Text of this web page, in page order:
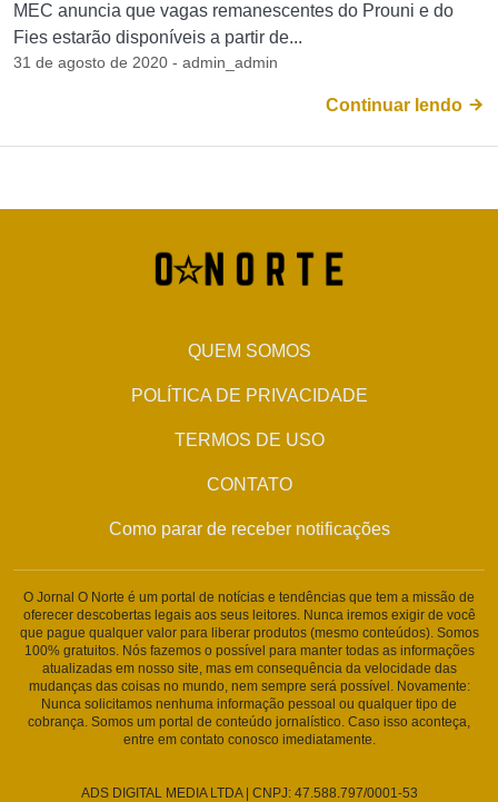
MEC anuncia que vagas remanescentes do Prouni e do
Fies estarão disponíveis a partir de...
31 de agosto de 2020 - admin_admin
Continuar lendo
QUEM SOMOS
POLÍTICA DE PRIVACIDADE
TERMOS DE USO
CONTATO
Como parar de receber notificações
O Jornal O Norte é um portal de notícias e tendências que tem a missão de
oferecer descobertas legais aos seus leitores. Nunca iremos exigir de você
que pague qualquer valor para liberar produtos (mesmo conteúdos). Somos
100% gratuitos. Nós fazemos o possível para manter todas as informações
atualizadas em nosso site, mas em consequência da velocidade das
mudanças das coisas no mundo, nem sempre será possível. Novamente:
Nunca solicitamos nenhuma informação pessoal ou qualquer tipo de
cobrança. Somos um portal de conteúdo jornalístico. Caso isso aconteça,
entre em contato conosco imediatamente.
ADS DIGITAL MEDIA LTDA | CNPJ: 47.588.797/0001-53